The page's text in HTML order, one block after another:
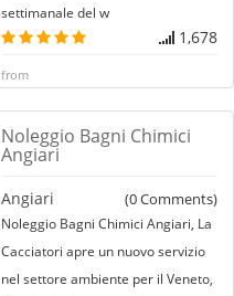
settimanale del w
1,678
from
Noleggio Bagni Chimici
Angiari
Angiari (0Comments)
Noleggio Bagni Chimici Angiari, La
Cacciatori apre un nuovo servizio
nel settore ambiente per il Veneto,